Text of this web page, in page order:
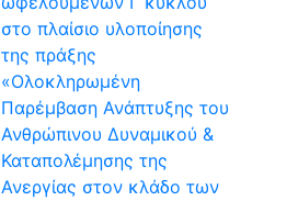
στο πλαίσιο υλοποίησης
της πράξης
«Ολοκληρωμένη
Παρέμβαση Ανάπτυξης του
Ανθρώπινου Δυναμικού &
Καταπολέμησης της
Ανεργίας στον κλάδο των